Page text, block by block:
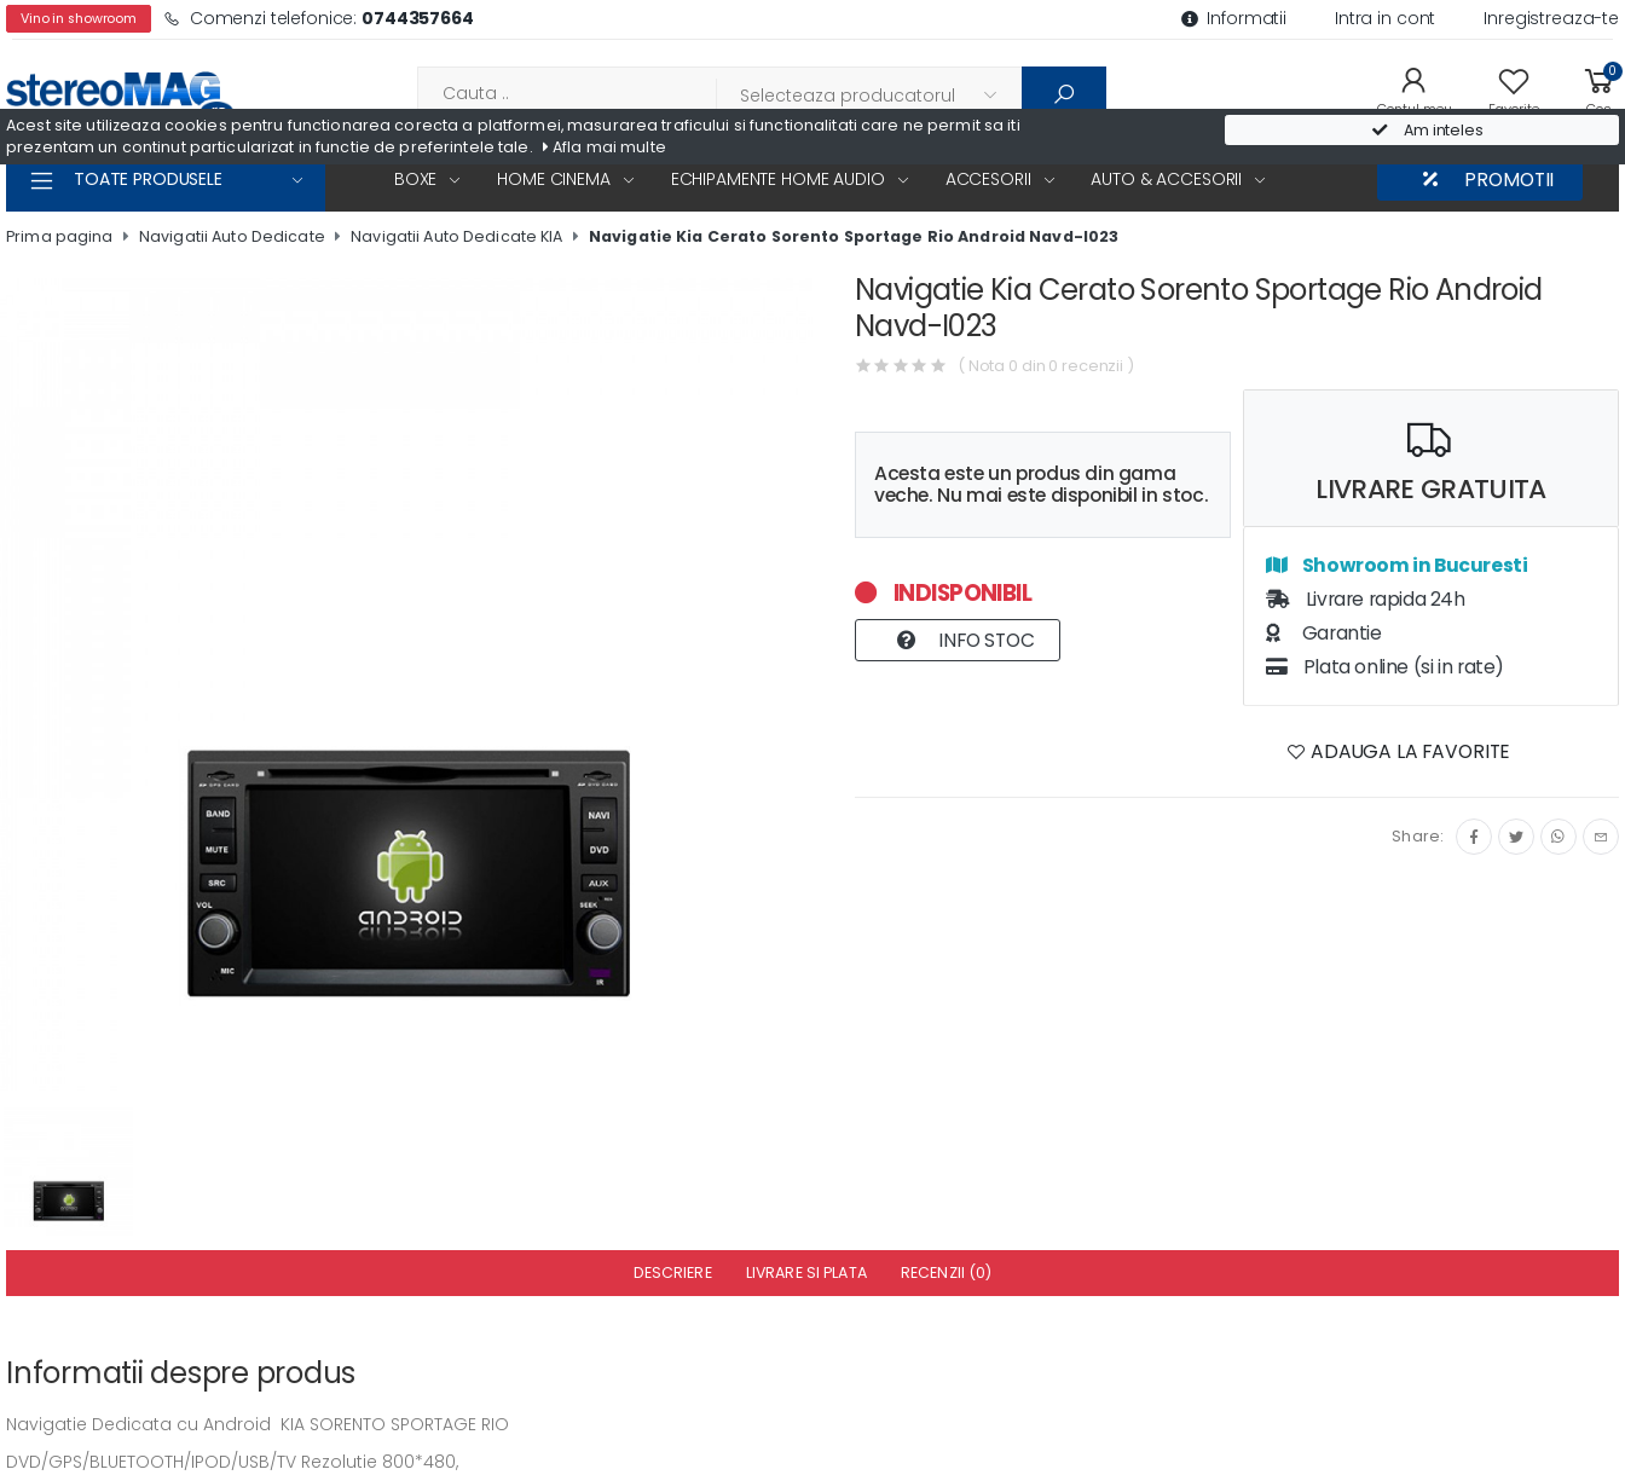
Acest site utilizeaza cookies pentru functionarea corecta a platformei, masurarea traficului si functionalitati care ne permit sa iti
prezentam un continut particularizat in functie de preferintele tale.
Afla mai multe
Am inteles
Vino in showroom Comenzi telefonice: 0744357664 Informatii Intra in cont Inregistreaza-te
Contul meu Favorite
0
Cos
TOATE PRODUSELE BOXE HOME CINEMA ECHIPAMENTE HOME AUDIO ACCESORII AUTO & ACCESORII PROMOTII
Prima pagina Navigatii Auto Dedicate Navigatii Auto Dedicate KIA Navigatie Kia Cerato Sorento Sportage Rio Android Navd-I023
Navigatie Kia Cerato Sorento Sportage Rio Android
Navd-I023
( Nota 0 din 0 recenzii )
Acesta este un produs din gama
veche. Nu mai este disponibil in stoc.
INDISPONIBIL
INFO STOC
LIVRARE GRATUITA
Showroom in Bucuresti
Livrare rapida 24h
Garantie
Plata online (si in rate)
ADAUGA LA FAVORITE
Share:
DESCRIERE LIVRARE SI PLATA RECENZII (0)
Informatii despre produs
Navigatie Dedicata cu Android KIA SORENTO SPORTAGE RIO
DVD/GPS/BLUETOOTH/IPOD/USB/TV Rezolutie 800*480,